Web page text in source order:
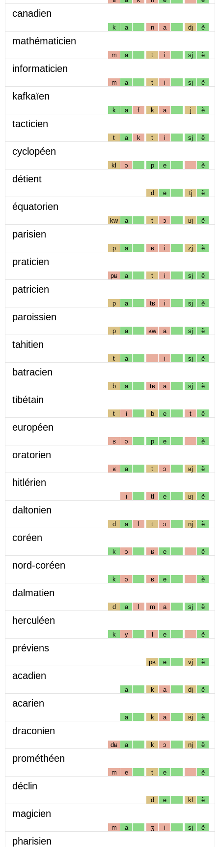
canadien
k a n a dj ẽ
mathématicien
m a t i sj ẽ
informaticien
m a t i sj ẽ
kafkaïen
k a f k a j ẽ
tacticien
t a k t i sj ẽ
cyclopéen
kl ɔ p e ẽ
détient
d e tj ẽ
équatorien
kw a t ɔ ʁj ẽ
parisien
p a ʁ i zj ẽ
praticien
pʁ a t i sj ẽ
patricien
p a tʁ i sj ẽ
paroissien
p a ʁw a sj ẽ
tahitien
t a i sj ẽ
batracien
b a tʁ a sj ẽ
tibétain
t i b e t ẽ
européen
ʁ ɔ p e ẽ
oratorien
ʁ a t ɔ ʁj ẽ
hitlérien
i tl e ʁj ẽ
daltonien
d a l t ɔ nj ẽ
coréen
k ɔ ʁ e ẽ
nord-coréen
k ɔ ʁ e ẽ
dalmatien
d a l m a sj ẽ
herculéen
k y l e ẽ
préviens
pʁ e vj ẽ
acadien
a k a dj ẽ
acarien
a k a ʁj ẽ
draconien
dʁ a k ɔ nj ẽ
prométhéen
m e t e ẽ
déclin
d e kl ẽ
magicien
m a ʒ i sj ẽ
pharisien